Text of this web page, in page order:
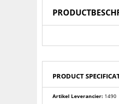
PRODUCT
Artikel Leverancier: 1490